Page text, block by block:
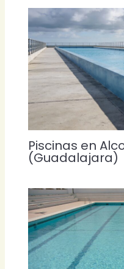
Piscinas en
(Guadalajara)